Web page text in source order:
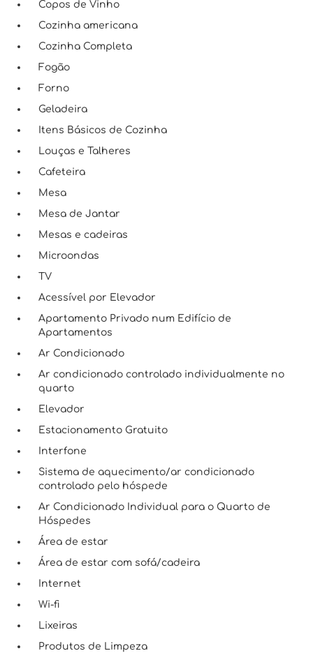
Copos de Vinho
Cozinha americana
Cozinha Completa
Fogão
Forno
Geladeira
Itens Básicos de Cozinha
Louças e Talheres
Cafeteira
Mesa
Mesa de Jantar
Mesas e cadeiras
Microondas
TV
Acessível por Elevador
Apartamento Privado num Edifício de
Apartamentos
Ar Condicionado
Ar condicionado controlado individualmente no
quarto
Elevador
Estacionamento Gratuito
Interfone
Sistema de aquecimento/ar condicionado
controlado pelo hóspede
Ar Condicionado Individual para o Quarto de
Hóspedes
Área de estar
Área de estar com sofá/cadeira
Internet
Wi-fi
Lixeiras
Produtos de Limpeza